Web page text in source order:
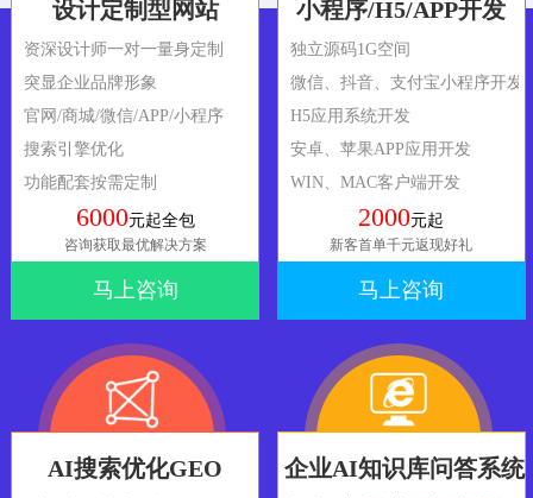
设计定制型网站
资深设计师一对一量身定制
突显企业品牌形象
官网/商城/微信/APP/小程序
搜索引擎优化
功能配套按需定制
6000元起全包
咨询获取最优解决方案
马上咨询
小程序/H5/APP开发
独立源码1G空间
微信、抖音、支付宝小程序开发
H5应用系统开发
安卓、苹果APP应用开发
WIN、MAC客户端开发
2000元起
新客首单千元返现好礼
马上咨询
AI搜索优化GEO 企业AI知识库问答系统